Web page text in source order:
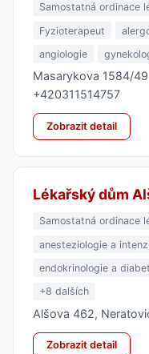
Samostatná ordinace
Fyzioterapeut
angiologie
Masarykova 1584/
+420311514757
Zobrazit detail
Lékařský dům
Samostatná ordinace
anesteziologie a
endokrinologie a
+8 dalších
Alšova 462,
Zobrazit detail